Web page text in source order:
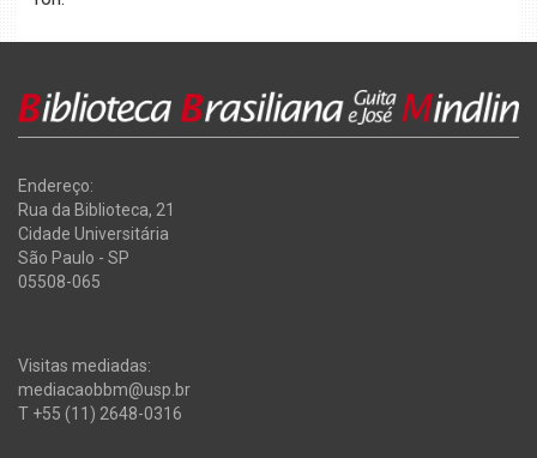
Endereço:
Rua da Biblioteca, 21
Cidade Universitária
São Paulo - SP
05508-065
Visitas mediadas:
mediacaobbm@usp.br
T +55 (11) 2648-0316